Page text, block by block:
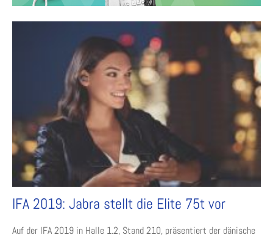
IFA 2019: Jabra stellt die Elite 75t vor
Auf der IFA 2019 in Halle 1.2, Stand 210, präsentiert der dänische